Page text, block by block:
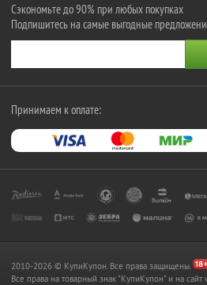
Сэкономьте до 90% при любых покупках
Подпишитесь на самые выгодные
Принимаем к оплате:
2010-2026 © КупиКупон. Все права защищены.
Все права на товарный знак "КупиКупон" и на